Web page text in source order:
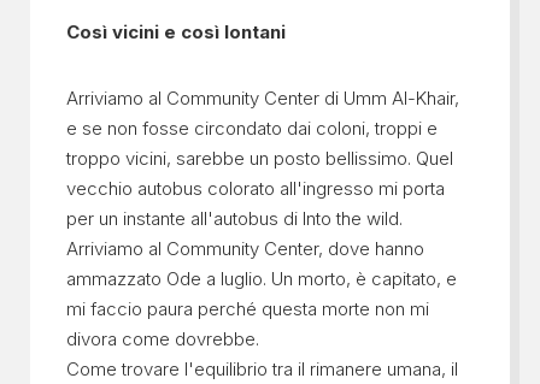
Così vicini e così lontani
Arriviamo al Community Center di Umm Al-Khair,
e se non fosse circondato dai coloni, troppi e
troppo vicini, sarebbe un posto bellissimo. Quel
vecchio autobus colorato all'ingresso mi porta
per un instante all'autobus di Into the wild.
Arriviamo al Community Center, dove hanno
ammazzato Ode a luglio. Un morto, è capitato, e
mi faccio paura perché questa morte non mi
divora come dovrebbe.
Come trovare l'equilibrio tra il rimanere umana, il